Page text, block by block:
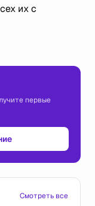
их с
первые
Смотреть все